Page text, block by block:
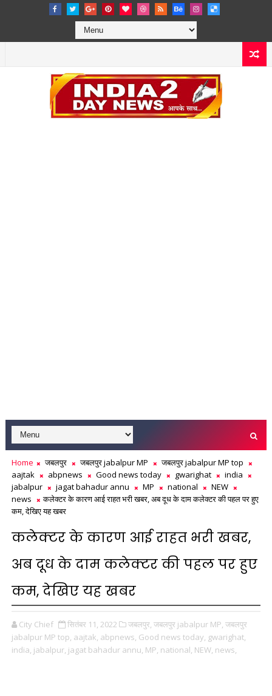
Home जबलपुर जबलपुर jabalpur MP
जबलपुर jabalpur MP top
aajtak
abpnews Good news today gwarighat
india
jabalpur
jagat bahadur annu MP national
NEW
news
कलेक्टर के कारण आई राहत भरी खबर, अब दूध के दाम कलेक्टर की पहल पर हुए
कम, देखिए यह खबर
कलेक्टर के कारण आई राहत भरी खबर,
अब दूध के दाम कलेक्टर की पहल पर हुए
कम, देखिए यह खबर
City Chief सितंबर 11, 2022 जबलपुर, जबलपुर jabalpur MP, जबलपुर
jabalpur MP top, aajtak, abpnews, Good news today, gwarighat,
india, jabalpur, jagat bahadur annu, MP, national, NEW, news,